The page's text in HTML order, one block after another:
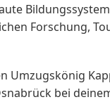
Forschung,
Umzugskönig
bei